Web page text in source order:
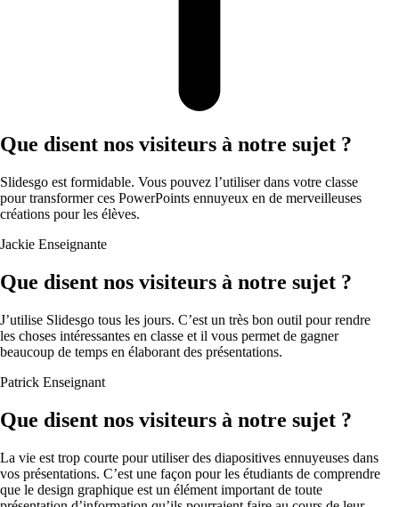
Que disent nos visiteurs à notre sujet ?
Slidesgo est formidable. Vous pouvez l’utiliser dans votre classe
pour transformer ces PowerPoints ennuyeux en de merveilleuses
créations pour les élèves.
Jackie Enseignante
Que disent nos visiteurs à notre sujet ?
J’utilise Slidesgo tous les jours. C’est un très bon outil pour rendre
les choses intéressantes en classe et il vous permet de gagner
beaucoup de temps en élaborant des présentations.
Patrick Enseignant
Que disent nos visiteurs à notre sujet ?
La vie est trop courte pour utiliser des diapositives ennuyeuses dans
vos présentations. C’est une façon pour les étudiants de comprendre
que le design graphique est un élément important de toute